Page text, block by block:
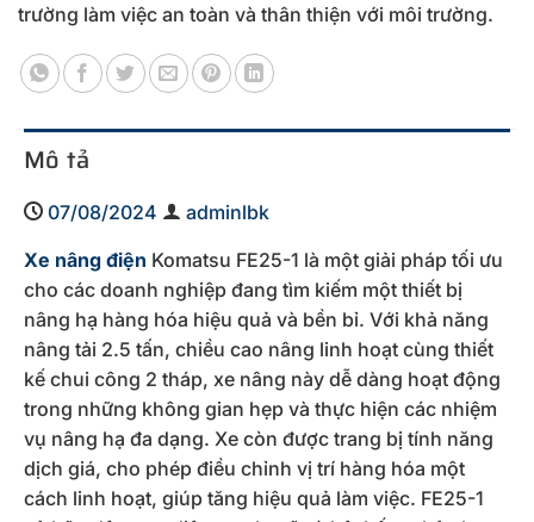
trường làm việc an toàn và thân thiện với môi trường.
Mô tả
07/08/2024
adminlbk
Xe nâng điện Komatsu FE25-1 là một giải pháp tối ưu
cho các doanh nghiệp đang tìm kiếm một thiết bị
nâng hạ hàng hóa hiệu quả và bền bỉ. Với khả năng
nâng tải 2.5 tấn, chiều cao nâng linh hoạt cùng thiết
kế chui công 2 tháp, xe nâng này dễ dàng hoạt động
trong những không gian hẹp và thực hiện các nhiệm
vụ nâng hạ đa dạng. Xe còn được trang bị tính năng
dịch giá, cho phép điều chỉnh vị trí hàng hóa một
cách linh hoạt, giúp tăng hiệu quả làm việc. FE25-1